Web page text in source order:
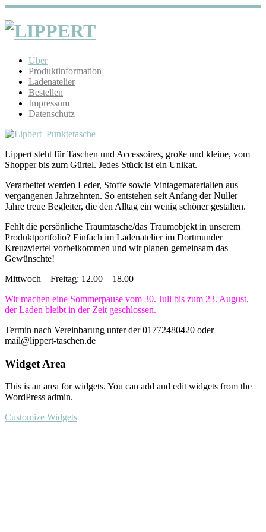
Über
Produktinformation
Ladenatelier
Bestellen
Impressum
Datenschutz
Lippert steht für Taschen und Accessoires, große und kleine, vom
Shopper bis zum Gürtel. Jedes Stück ist ein Unikat.
Verarbeitet werden Leder, Stoffe sowie Vintagematerialien aus
vergangenen Jahrzehnten. So entstehen seit Anfang der Nuller
Jahre treue Begleiter, die den Alltag ein wenig schöner gestalten.
Fehlt die persönliche Traumtasche/das Traumobjekt in unserem
Produktportfolio? Einfach im Ladenatelier im Dortmunder
Kreuzviertel vorbeikommen und wir planen gemeinsam das
Gewünschte!
Mittwoch – Freitag: 12.00 – 18.00
Wir machen eine Sommerpause vom 30. Juli bis zum 23. August,
der Laden bleibt in der Zeit geschlossen.
Termin nach Vereinbarung unter der 01772480420 oder
mail@lippert-taschen.de
Widget Area
This is an area for widgets. You can add and edit widgets from the
WordPress admin.
Customize Widgets